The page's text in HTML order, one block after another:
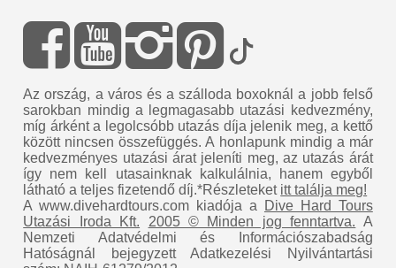
Az ország, a város és a szálloda boxoknál a jobb felső
sarokban mindig a legmagasabb utazási kedvezmény,
míg árként a legolcsóbb utazás díja jelenik meg, a kettő
között nincsen összefüggés. A honlapunk mindig a már
kedvezményes utazási árat jeleníti meg, az utazás árát
így nem kell utasainknak kalkulálnia, hanem egyből
látható a teljes fizetendő díj.*Részleteket itt találja meg!
A www.divehardtours.com kiadója a
Dive Hard Tours
Utazási Iroda Kft.
2005 © Minden jog fenntartva. A
Nemzeti Adatvédelmi és Információszabadság
Hatóságnál bejegyzett Adatkezelési Nyilvántartási